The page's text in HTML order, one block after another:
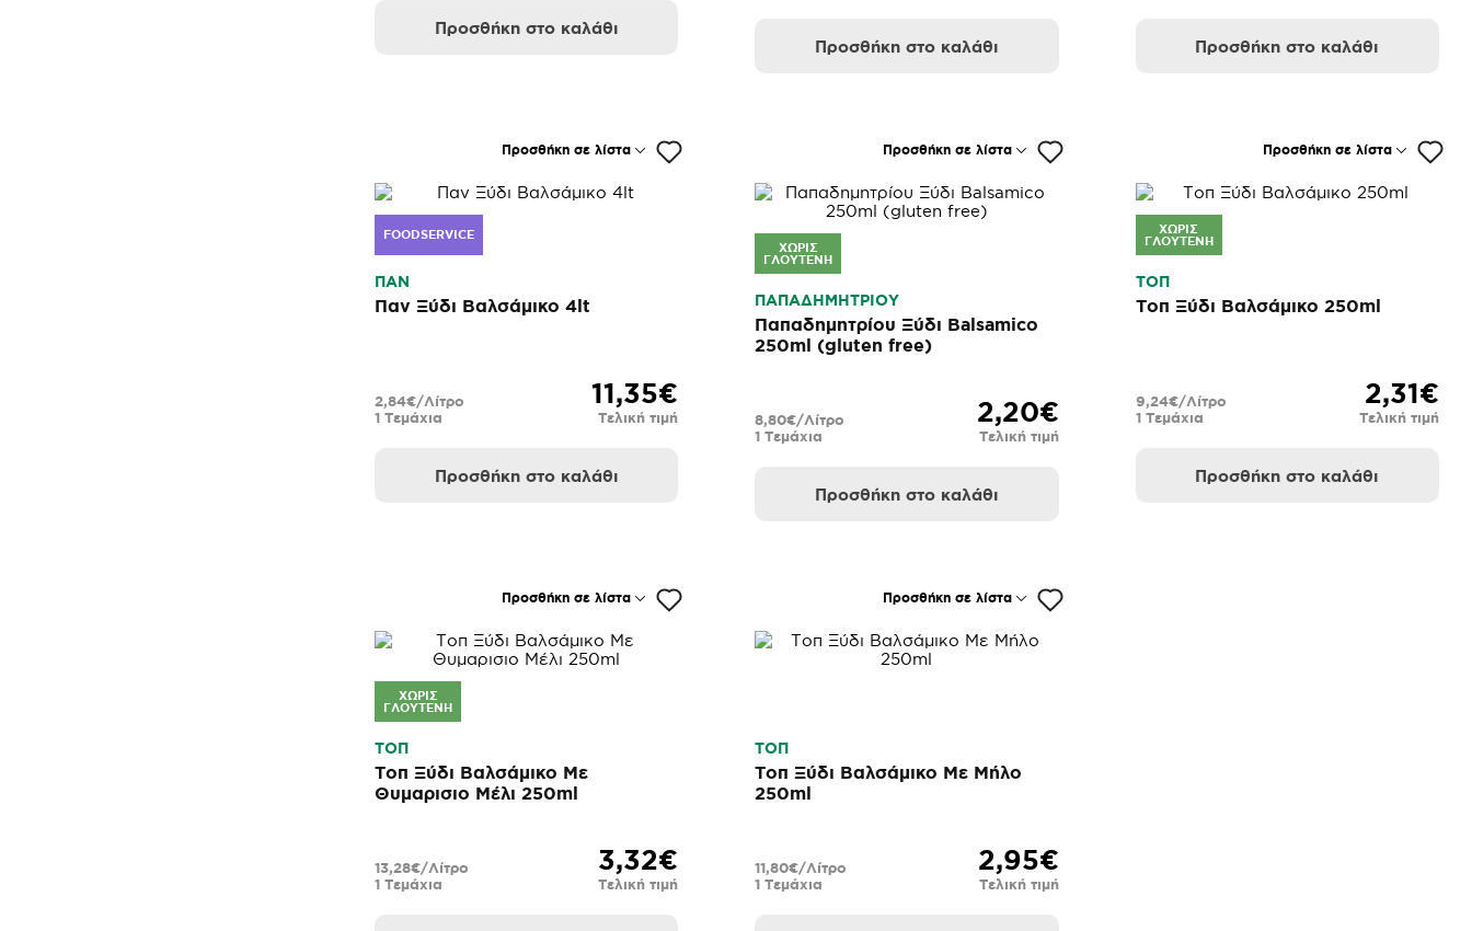
Προσθήκη στο καλάθι
Προσθήκη στο καλάθι Προσθήκη στο καλάθι
Προσθήκη σε λίστα
FOODSERVICE
ΠΑΝ
Παν Ξύδι Βαλσάμικο 4lt
11,35€
Τελική τιμή
1 Τεμάχια
2,84€/Λίτρο
Προσθήκη στο καλάθι
Προσθήκη σε λίστα
ΧΩΡΊΣ
ΓΛΟΥΤΈΝΗ
ΠΑΠΑΔΗΜΗΤΡΙΟΥ
Παπαδημητρίου Ξύδι Balsamico
250ml (gluten free)
2,20€
Τελική τιμή
1 Τεμάχια
8,80€/Λίτρο
Προσθήκη στο καλάθι
Προσθήκη σε λίστα
ΧΩΡΊΣ
ΓΛΟΥΤΈΝΗ
ΤΟΠ
Τοπ Ξύδι Βαλσάμικο 250ml
2,31€
Τελική τιμή
1 Τεμάχια
9,24€/Λίτρο
Προσθήκη στο καλάθι
Προσθήκη σε λίστα
ΧΩΡΊΣ
ΓΛΟΥΤΈΝΗ
ΤΟΠ
Τοπ Ξύδι Βαλσάμικο Με
Θυμαρισιο Μέλι 250ml
3,32€
Τελική τιμή
1 Τεμάχια
13,28€/Λίτρο
Προσθήκη σε λίστα
ΤΟΠ
Τοπ Ξύδι Βαλσάμικο Με Μήλο
250ml
2,95€
Τελική τιμή
1 Τεμάχια
11,80€/Λίτρο